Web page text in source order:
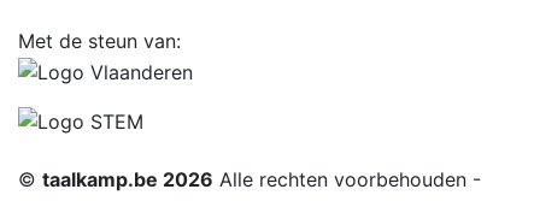
Met de steun van:
© taalkamp.be 2026 Alle rechten voorbehouden -